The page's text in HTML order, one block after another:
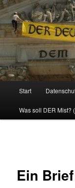
Politik, Wirtschaft,
Zum
Inhalt
Start
Was soll DER Mist?
Ein